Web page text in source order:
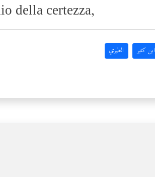
della certezza,
ابن كثير الطبري